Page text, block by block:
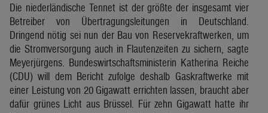
Die niederländische Tennet ist der größte der insgesamt vier
Betreiber von Übertragungsleitungen in Deutschland.
Dringend nötig sei nun der Bau von Reservekraftwerken, um
die Stromversorgung auch in Flautenzeiten zu sichern, sagte
Meyerjürgens. Bundeswirtschaftsministerin Katherina Reiche
(CDU) will dem Bericht zufolge deshalb Gaskraftwerke mit
einer Leistung von 20 Gigawatt errichten lassen, braucht aber
dafür grünes Licht aus Brüssel. Für zehn Gigawatt hatte ihr